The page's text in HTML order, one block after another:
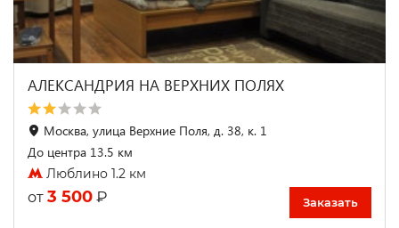
АЛЕКСАНДРИЯ НА ВЕРХНИХ ПОЛЯХ
Москва, улица Верхние Поля, д. 38, к. 1
До центра 13.5 км
Люблино 1.2 км
от 3 500 ₽ Заказать